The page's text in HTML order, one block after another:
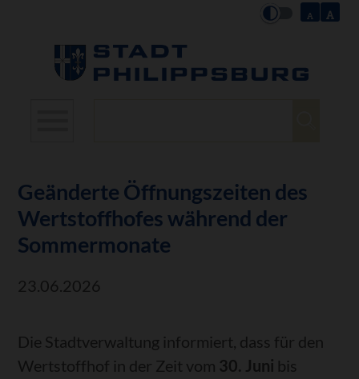
Geänderte Öffnungszeiten des
Wertstoffhofes während der
Sommermonate
23.06.2026
Die Stadtverwaltung informiert, dass für den
Wertstoffhof in der Zeit vom 30. Juni bis